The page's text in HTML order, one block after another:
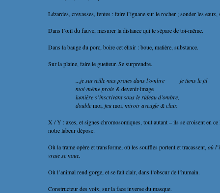
Lézardes, crevasses, fentes : faire l’iguane sur le rocher ; sonder les eaux,
Dans l’œil du fauve, mesurer la distance qui te sépare de toi-même.
Dans la bauge du porc, boire cet élixir : boue, matière, substance.
Sur la plaine, faire le guetteur. Se surprendre.
...je surveille mes proies dans l’ombre je tiens le fil
moi-même proie &devenir-image
lumière s’inscrivant sous le rideau d’ombre,
doublemoi , feumoi , miroir aveugle & clair.
X / Y : axes, et signes chromosomiques, tout autant – ils se croisent en ce
notre labeur dépose.
Où la trame opère et transforme, où les souffles portent et tracassent, où
vraie se noue.
Où l’animal rend gorge, et se fait clair, dans l’obscur de l’humain.
Constructeur des voix, sur la face inverse du masque.